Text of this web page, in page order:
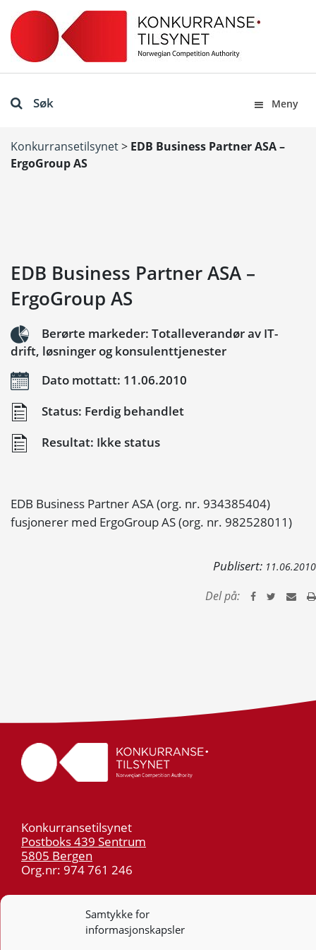
Samtykke for
informasjonskapsler
Søk Meny
Konkurransetilsynet> EDB Business Partner ASA –
ErgoGroup AS
EDB Business Partner ASA –
ErgoGroup AS
Berørte markeder: Totalleverandør av IT-
drift, løsninger og konsulenttjenester
Dato mottatt: 11.06.2010
Status: Ferdig behandlet
Resultat: Ikke status
EDB Business Partner ASA (org. nr. 934385404)
fusjonerer med ErgoGroup AS (org. nr. 982528011)
Publisert: 11.06.2010
Del på:
Konkurransetilsynet
Postboks 439 Sentrum
5805 Bergen
Org.nr: 974 761 246
55 59 75 00
post@kt.no